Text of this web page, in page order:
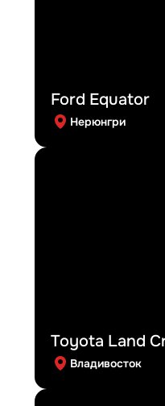
Ford Equator
Нерюнгри
Toyota Land
Владивосток